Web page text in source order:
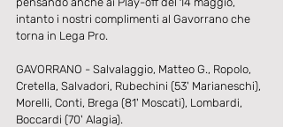
intanto i nostri complimenti al Gavorrano che
torna in Lega Pro.
GAVORRANO - Salvalaggio, Matteo G., Ropolo,
Cretella, Salvadori, Rubechini (53' Marianeschi),
Morelli, Conti, Brega (81' Moscati), Lombardi,
Boccardi (70' Alagia).